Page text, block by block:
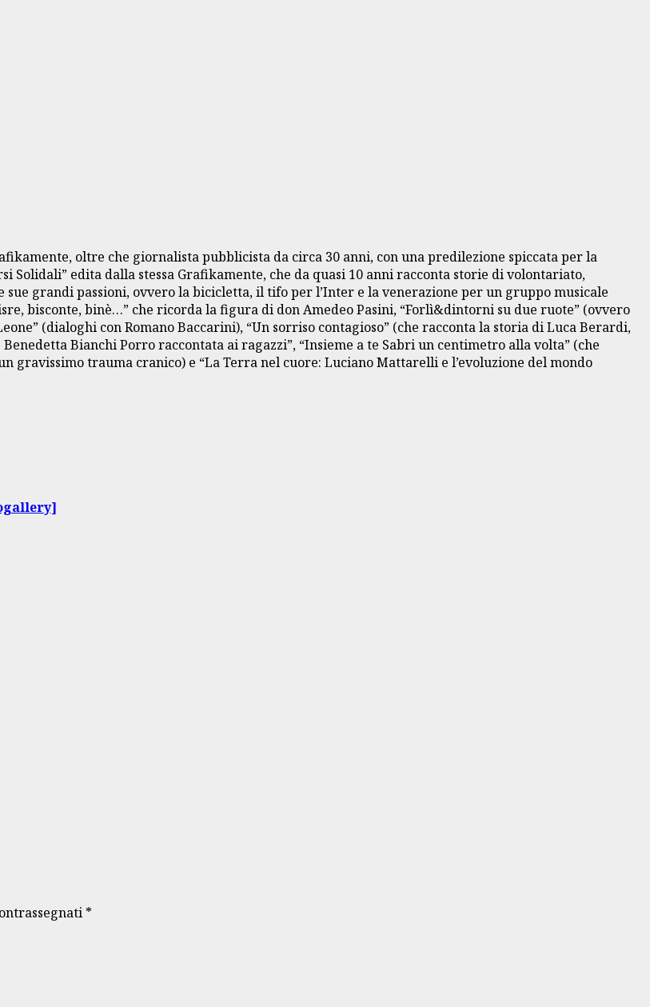
oltre che giornalista pubblicista da circa 30 anni, con una predilezione spiccata per la
Solidali” edita dalla stessa Grafikamente, che da quasi 10 anni racconta storie di volontariato,
sue grandi passioni, ovvero la bicicletta, il tifo per l’Inter e la venerazione per un gruppo musicale
bisconte, binè…” che ricorda la figura di don Amedeo Pasini, “Forlì&dintorni su due ruote” (ovvero
(dialoghi con Romano Baccarini), “Un sorriso contagioso” (che racconta la storia di Luca Berardi,
Bianchi Porro raccontata ai ragazzi”, “Insieme a te Sabri un centimetro alla volta” (che
gravissimo trauma cranico) e “La Terra nel cuore: Luciano Mattarelli e l’evoluzione del mondo
*